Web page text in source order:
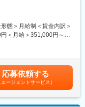
況管理も行います。
します。
などの医療器材を個々
器材を一時保管します。
た医療器材を供給しま
態＞月給制＜賃金内訳＞
＜月給＞351,000円～
応募依頼する
エージェントサービス）